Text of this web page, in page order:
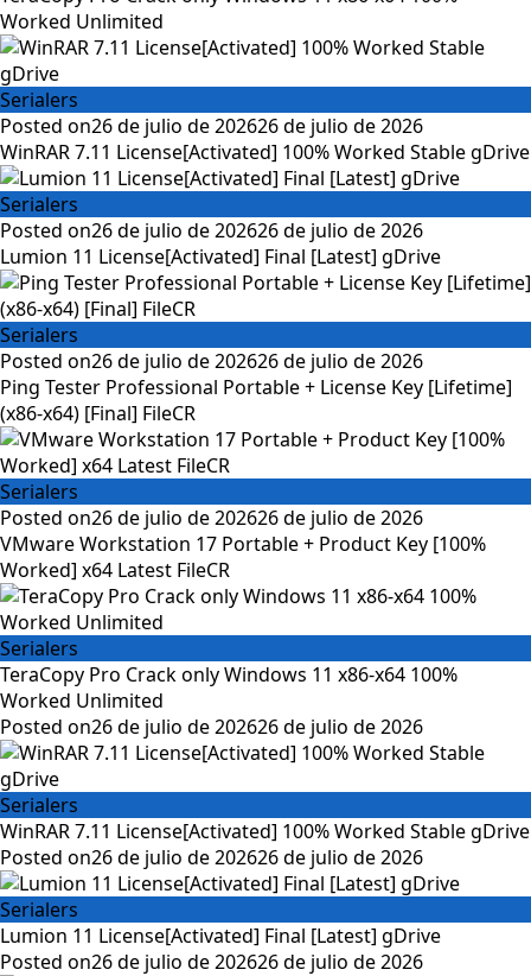
Worked Unlimited
Serialers
Posted on26 de julio de 202626 de julio de 2026
WinRAR 7.11 License[Activated] 100% Worked Stable gDrive
Serialers
Posted on26 de julio de 202626 de julio de 2026
Lumion 11 License[Activated] Final [Latest] gDrive
Serialers
Posted on26 de julio de 202626 de julio de 2026
Ping Tester Professional Portable + License Key [Lifetime]
(x86-x64) [Final] FileCR
Serialers
Posted on26 de julio de 202626 de julio de 2026
VMware Workstation 17 Portable + Product Key [100%
Worked] x64 Latest FileCR
Serialers
TeraCopy Pro Crack only Windows 11 x86-x64 100%
Worked Unlimited
Posted on26 de julio de 202626 de julio de 2026
Serialers
WinRAR 7.11 License[Activated] 100% Worked Stable gDrive
Posted on26 de julio de 202626 de julio de 2026
Serialers
Lumion 11 License[Activated] Final [Latest] gDrive
Posted on26 de julio de 202626 de julio de 2026